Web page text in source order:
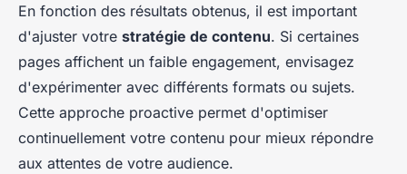
En fonction des résultats obtenus, il est important
d'ajuster votre stratégie de contenu. Si certaines
pages affichent un faible engagement, envisagez
d'expérimenter avec différents formats ou sujets.
Cette approche proactive permet d'optimiser
continuellement votre contenu pour mieux répondre
aux attentes de votre audience.